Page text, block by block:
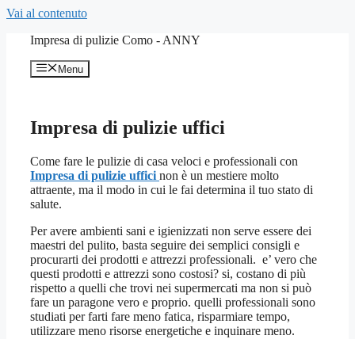
Vai al contenuto
Impresa di pulizie Como - ANNY
Menu
Impresa di pulizie uffici
Come fare le pulizie di casa veloci e professionali con
Impresa di pulizie uffici non è un mestiere molto
attraente, ma il modo in cui le fai determina il tuo stato di
salute.
Per avere ambienti sani e igienizzati non serve essere dei
maestri del pulito, basta seguire dei semplici consigli e
procurarti dei prodotti e attrezzi professionali. e’ vero che
questi prodotti e attrezzi sono costosi? si, costano di più
rispetto a quelli che trovi nei supermercati ma non si può
fare un paragone vero e proprio. quelli professionali sono
studiati per farti fare meno fatica, risparmiare tempo,
utilizzare meno risorse energetiche e inquinare meno.